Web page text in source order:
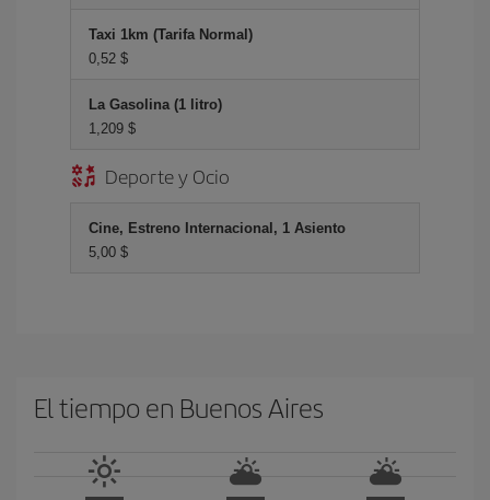
Taxi 1km (Tarifa Normal)
0,52 $
La Gasolina (1 litro)
1,209 $
Deporte y Ocio
Cine, Estreno Internacional, 1 Asiento
5,00 $
El tiempo en Buenos Aires